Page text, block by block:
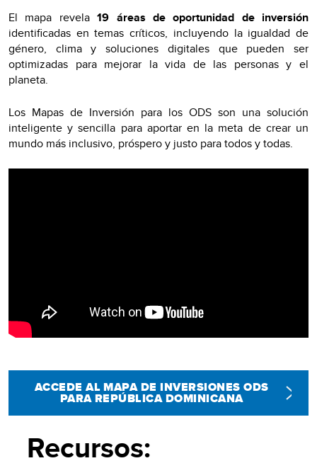
El mapa revela19 áreas de oportunidad de inversión
identificadas en temas críticos, incluyendo la igualdad de
género, clima y soluciones digitales que pueden ser
optimizadas para mejorar la vida de las personas y el
planeta.
Los Mapas de Inversión para los ODS son una solución
inteligente y sencilla para aportar en la meta de crear un
mundo más inclusivo, próspero y justo para todos y todas.
ACCEDE AL MAPA DE INVERSIONES ODS
PARA REPÚBLICA DOMINICANA
Recursos: